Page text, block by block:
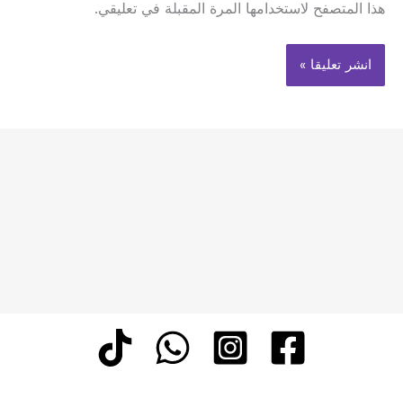
هذا المتصفح لاستخدامها المرة المقبلة في تعليقي.